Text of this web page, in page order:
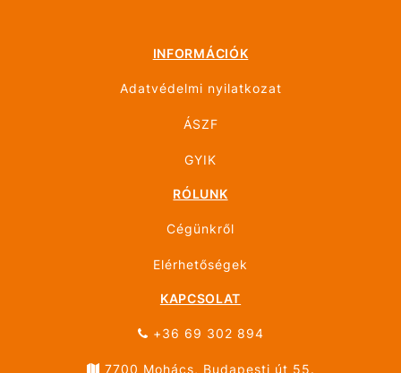
INFORMÁCIÓK
Adatvédelmi nyilatkozat
ÁSZF
GYIK
RÓLUNK
Cégünkről
Elérhetőségek
KAPCSOLAT
+36 69 302 894
7700 Mohács, Budapesti út 55.